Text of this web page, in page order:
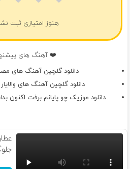
هنوز امتیازی ثبت
❤️ آهنگ های
دانلود گلچین آهنگ های
دانلود گلچین آهنگ های
دانلود موزیک چو پایانم برفت اکنون